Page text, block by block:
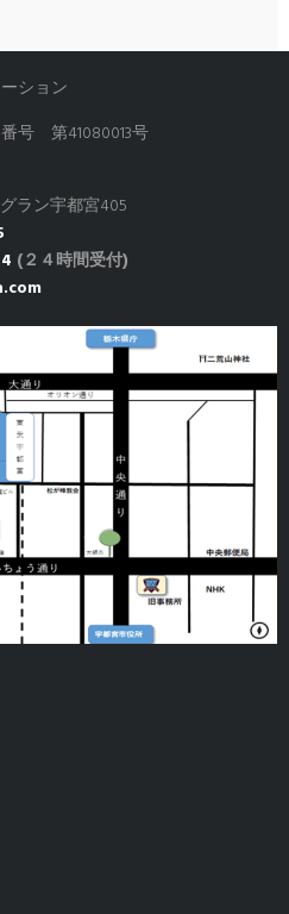
ション
号 第41080013号
ラン宇都宮405
(２４時間受付)